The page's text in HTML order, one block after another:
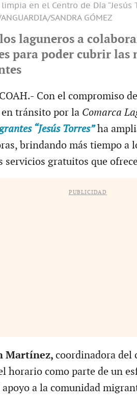
en el Centro de Día “Jesús
SANDRA GÓMEZ
laguneros a
para poder cubrir las
Con el compromiso
tránsito por la Comarca
“Jesús Torres”ha
brindando más tiempo a
servicios gratuitos que
PUBLICIDAD
Martínez, coordinadora del
horario como parte de un
a la comunidad